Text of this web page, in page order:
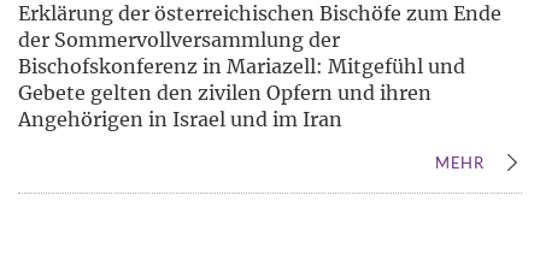
Erklärung der österreichischen Bischöfe zum Ende
der Sommervollversammlung der
Bischofskonferenz in Mariazell: Mitgefühl und
Gebete gelten den zivilen Opfern und ihren
Angehörigen in Israel und im Iran
MEHR